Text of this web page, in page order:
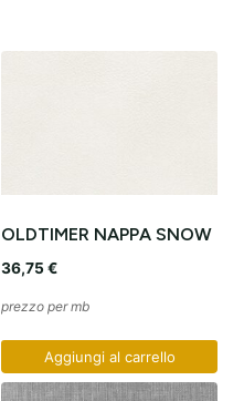
OLDTIMER NAPPA SNOW
36,75€
prezzo per mb
Aggiungi al carrello